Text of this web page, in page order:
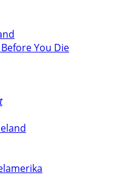
You Die